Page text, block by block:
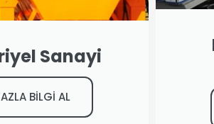
Sanayi
BİLGİ AL